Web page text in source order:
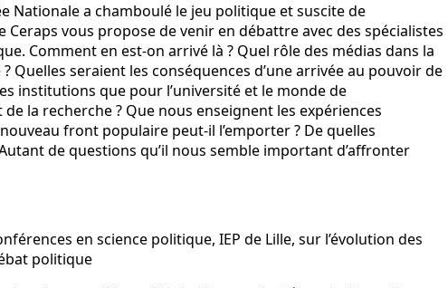
Nationale a chamboulé le jeu politique et suscite de
Ceraps vous propose de venir en débattre avec des spécialistes
Comment en est-on arrivé là ? Quel rôle des médias dans la
Quelles seraient les conséquences d’une arrivée au pouvoir de
institutions que pour l’université et le monde de
la recherche ? Que nous enseignent les expériences
front populaire peut-il l’emporter ? De quelles
de questions qu’il nous semble important d’affronter
en science politique, IEP de Lille, sur l’évolution des
politique